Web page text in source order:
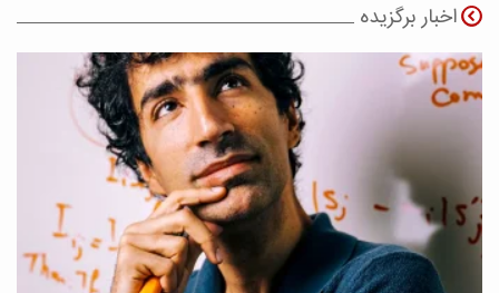
اخبار برگزیده